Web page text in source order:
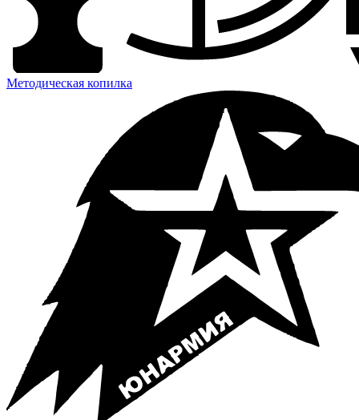
Методическая копилка